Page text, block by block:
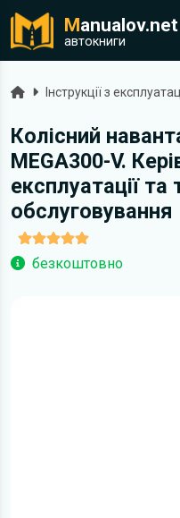
Manualov.net
автокниги
ГоловнаІнструкції з
Колісний
MEGA300-V.
експлуатації та
обслуговування
безкоштовно